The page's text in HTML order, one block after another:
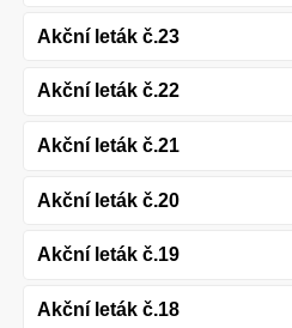
Akční leták č.23
Akční leták č.22
Akční leták č.21
Akční leták č.20
Akční leták č.19
Akční leták č.18